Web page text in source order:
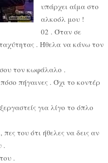
υπάρχει αίμα στο
αλκοόλ μου !
02 . Όταν σε
. Ήθελα να κάνω τον
τον κωφάλαλο .
πήγαινες . Όχι το κοντέρ
για λίγο το όπλο
του ότι ήθελες να δεις αν
.
.